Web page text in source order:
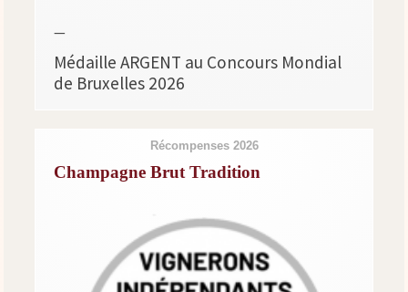
—
Médaille ARGENT au Concours Mondial
de Bruxelles 2026
Récompenses 2026
Champagne Brut Tradition